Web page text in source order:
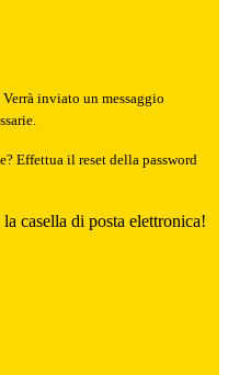
Verrà inviato un messaggio
Effettua il reset della password
casella di posta elettronica!